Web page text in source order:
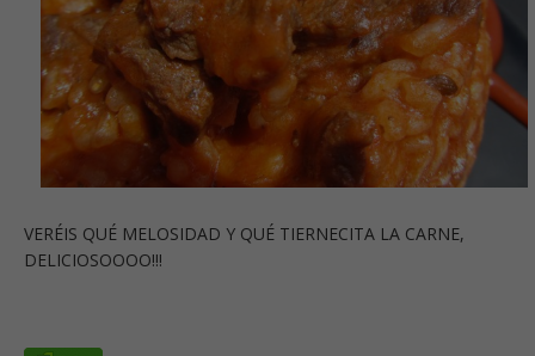
VERÉIS QUÉ MELOSIDAD Y QUÉ TIERNECITA LA CARNE,
DELICIOSOOOO!!!